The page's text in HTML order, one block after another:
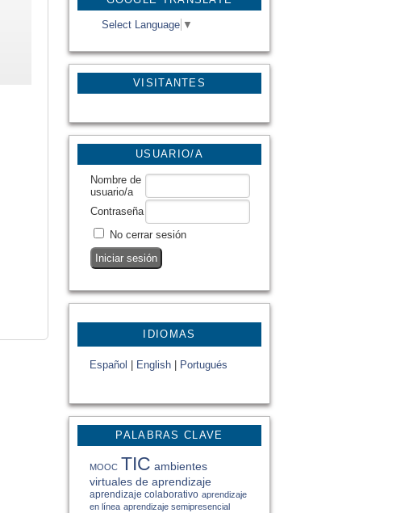
Select Language ▼
VISITANTES
USUARIO/A
Nombre de
usuario/a
Contraseña
No cerrar sesión
IDIOMAS
Español English Portugués
PALABRAS CLAVE
MOOC TIC ambientes
virtuales de aprendizaje
aprendizaje colaborativo aprendizaje
en línea aprendizaje semipresencial